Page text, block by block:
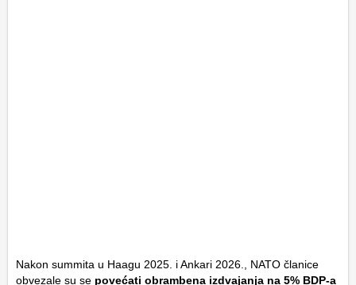
Nakon summita u Haagu 2025. i Ankari 2026., NATO članice
obvezale su se povećati obrambena izdvajanja na 5% BDP-a